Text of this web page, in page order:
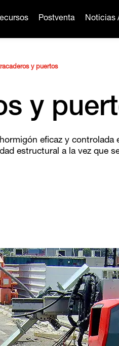
Postventa Noticias
y puertos
y
eficaz y controlada
estructural a la vez que